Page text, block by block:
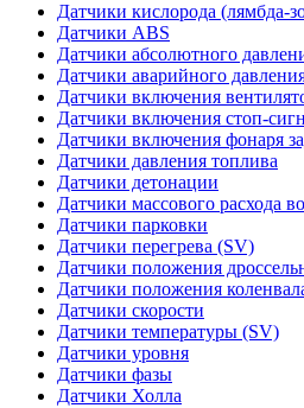
Датчики кислорода (лямбда-
Датчики ABS
Датчики абсолютного
Датчики аварийного
Датчики включения
Датчики включения стоп-
Датчики включения фонаря
Датчики давления топлива
Датчики детонации
Датчики массового расхода
Датчики парковки
Датчики перегрева (SV)
Датчики положения
Датчики положения
Датчики скорости
Датчики температуры (SV)
Датчики уровня
Датчики фазы
Датчики Холла